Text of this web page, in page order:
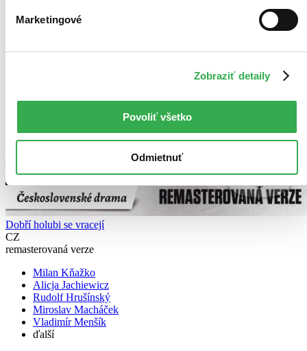
Marketingové
Zobraziť detaily
Povoliť všetko
Odmietnuť
Dobří holubi se vracejí
CZ
remasterovaná verze
Milan Kňažko
Alicja Jachiewicz
Rudolf Hrušínský
Miroslav Macháček
Vladimír Menšík
ďalší